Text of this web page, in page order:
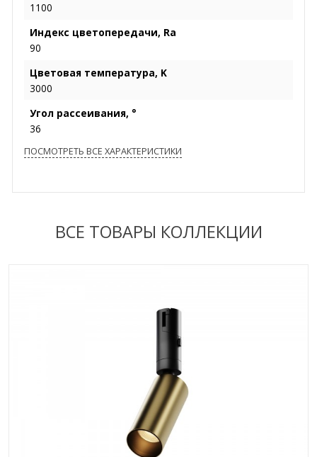
1100
Индекс цветопередачи, Ra
90
Цветовая температура, K
3000
Угол рассеивания, °
36
ПОСМОТРЕТЬ ВСЕ ХАРАКТЕРИСТИКИ
ВСЕ ТОВАРЫ КОЛЛЕКЦИИ